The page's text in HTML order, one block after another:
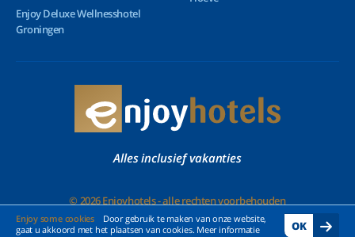
Enjoy some cookies
Door gebruik te maken van onze website,
gaat u akkoord met het plaatsen van cookies. Meer informatie
OK
Enjoy Deluxe Wellnesshotel
Groningen
Alles inclusief vakanties
© 2026 Enjoyhotels - alle rechten voorbehouden